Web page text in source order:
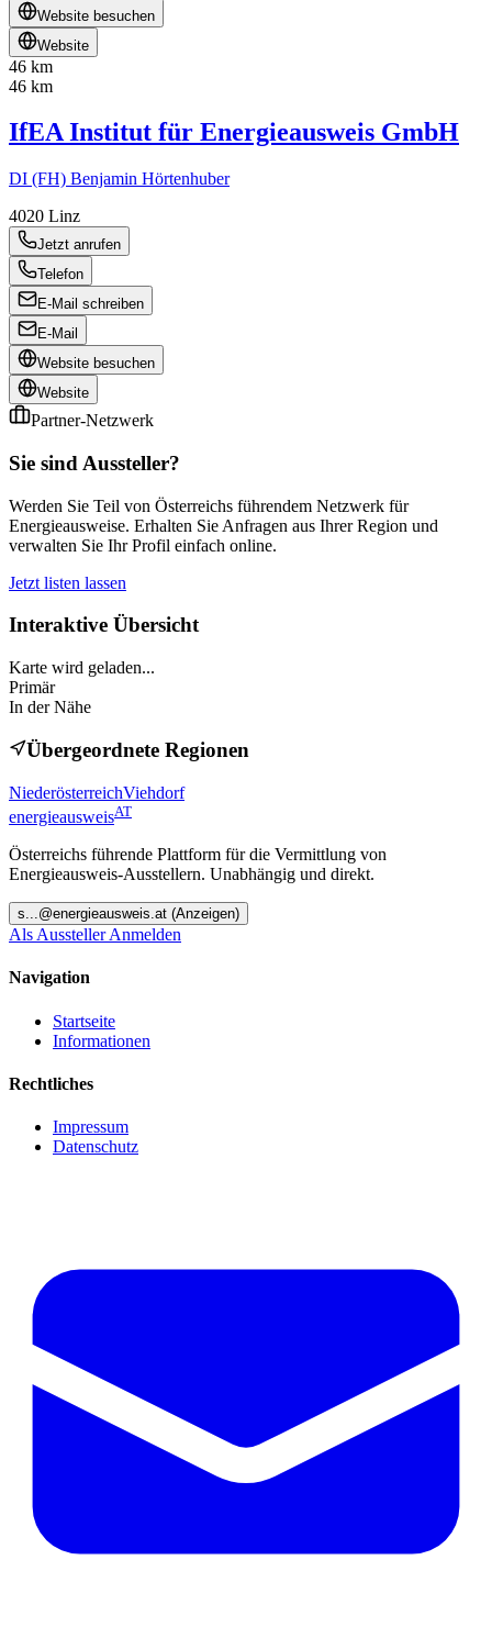
Website besuchen
Website
46 km
46 km
IfEA Institut für Energieausweis GmbH
DI (FH) Benjamin Hörtenhuber
4020 Linz
Jetzt anrufen
Telefon
E-Mail schreiben
E-Mail
Website besuchen
Website
Partner-Netzwerk
Sie sind Aussteller?
Werden Sie Teil von Österreichs führendem Netzwerk für
Energieausweise. Erhalten Sie Anfragen aus Ihrer Region und
verwalten Sie Ihr Profil einfach online.
Jetzt listen lassen
Interaktive Übersicht
Karte wird geladen...
Primär
In der Nähe
Übergeordnete Regionen
NiederösterreichViehdorf
energieausweisAT
Österreichs führende Plattform für die Vermittlung von
Energieausweis-Ausstellern. Unabhängig und direkt.
s ...@energieausweis.at (Anzeigen)
Als Aussteller Anmelden
Navigation
Startseite
Informationen
Rechtliches
Impressum
Datenschutz